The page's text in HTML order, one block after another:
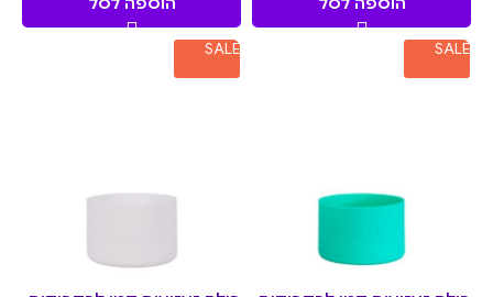
SALE
SALE